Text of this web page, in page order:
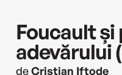
Foucault
adevărului
deCristian Iftode